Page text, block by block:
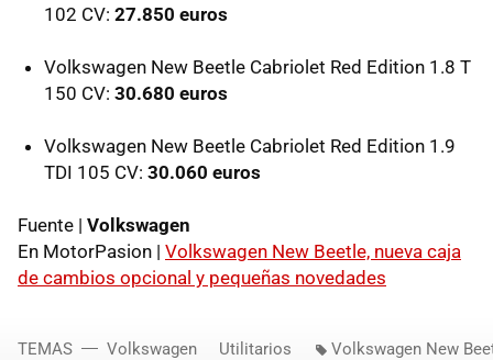
102 CV: 27.850 euros
Volkswagen New Beetle Cabriolet Red Edition 1.8 T
150 CV: 30.680 euros
Volkswagen New Beetle Cabriolet Red Edition 1.9
TDI 105 CV: 30.060 euros
Fuente | Volkswagen
En MotorPasion | Volkswagen New Beetle, nueva caja
de cambios opcional y pequeñas novedades
TEMAS Volkswagen Utilitarios Volkswagen New